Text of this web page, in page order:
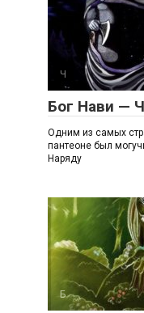
Ч
Бог Нави —
Одним из самых
пантеоне был
Наряду
Б